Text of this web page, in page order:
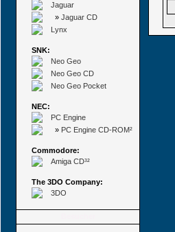
Jaguar
» Jaguar CD
Lynx
SNK:
Neo Geo
Neo Geo CD
Neo Geo Pocket
NEC:
PC Engine
» PC Engine CD-ROM²
Commodore:
Amiga CD³²
The 3DO Company:
3DO